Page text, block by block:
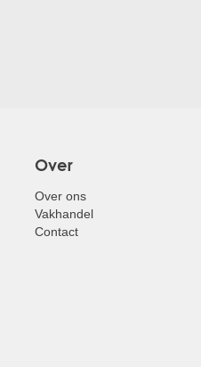
Over
Over ons
Vakhandel
Contact